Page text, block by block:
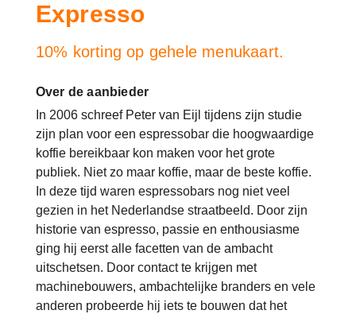
Expresso
10% korting op gehele menukaart.
Over de aanbieder
In 2006 schreef Peter van Eijl tijdens zijn studie
zijn plan voor een espressobar die hoogwaardige
koffie bereikbaar kon maken voor het grote
publiek. Niet zo maar koffie, maar de beste koffie.
In deze tijd waren espressobars nog niet veel
gezien in het Nederlandse straatbeeld. Door zijn
historie van espresso, passie en enthousiasme
ging hij eerst alle facetten van de ambacht
uitschetsen. Door contact te krijgen met
machinebouwers, ambachtelijke branders en vele
anderen probeerde hij iets te bouwen dat het